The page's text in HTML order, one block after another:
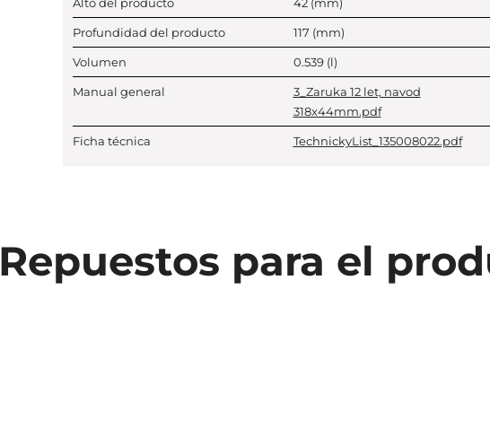
Profundidad del producto 117 (mm)
Volumen 0.539 (l)
Manual general
3_Zaruka 12 let, navod
318x44mm.pdf
Ficha técnica TechnickyList_135008022.pdf
Repuestos para el